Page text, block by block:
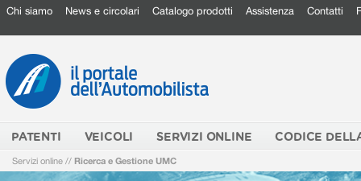
Chi siamo News e circolari Catalogo prodotti Assistenza Contatti
PATENTI VEICOLI SERVIZI ONLINE CODICE
Servizi online // Ricerca e Gestione UMC